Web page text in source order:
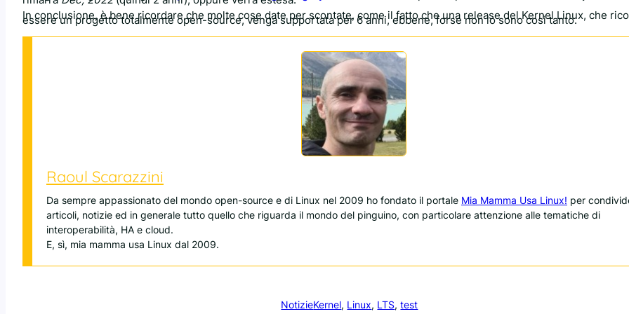
In conclusione, è bene ricordare che molte cose date per scontate, come il fatto che una release del Kernel Linux, che
essere un progetto totalmente open-source, venga supportata per 6 anni, ebbene, forse non lo sono così tanto.
Raoul Scarazzini
Da sempre appassionato del mondo open-source e di Linux nel 2009 ho fondato il portale Mia Mamma Usa Linux! per
articoli, notizie ed in generale tutto quello che riguarda il mondo del pinguino, con particolare attenzione alle tematiche di
interoperabilità, HA e cloud.
E, sì, mia mamma usa Linux dal 2009.
NotizieKernel, Linux, LTS, test